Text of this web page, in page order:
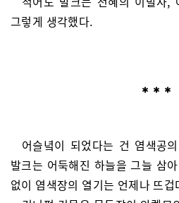
그렇게 생각했다.
어슬녘이 되었다는 건 염색공
발크는 어둑해진 하늘을 그늘 삼
없이 염색장의 열기는 언제나 뜨겁